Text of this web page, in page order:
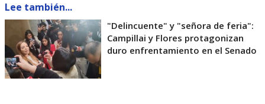
Lee también...
"Delincuente" y "señora de feria":
Campillai y Flores protagonizan
duro enfrentamiento en el Senado